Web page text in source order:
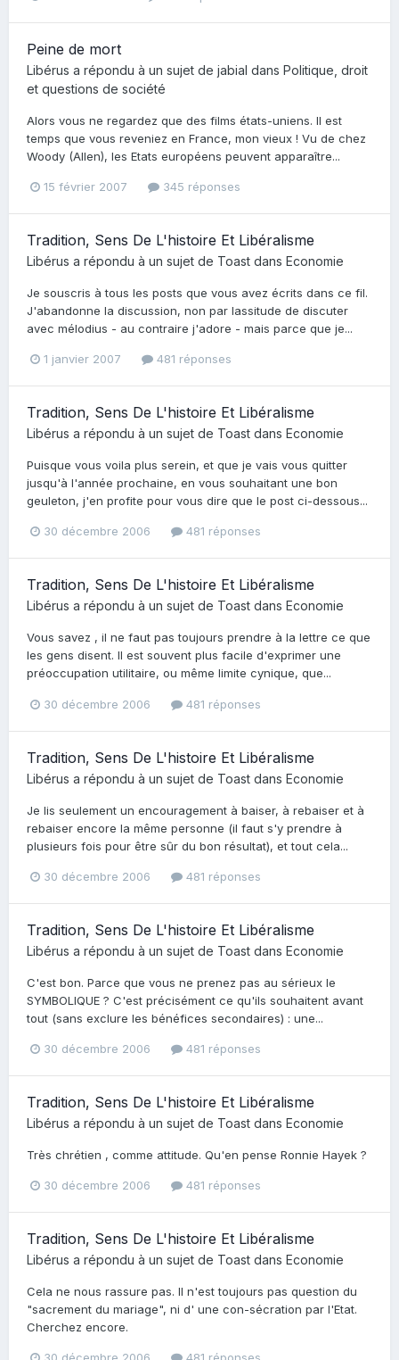
Peine de mort
Libérus a répondu à un sujet de jabial dans Politique, droit
et questions de société
Alors vous ne regardez que des films états-uniens. Il est
temps que vous reveniez en France, mon vieux ! Vu de chez
Woody (Allen), les Etats européens peuvent apparaître...
15 février 2007 345 réponses
Tradition, Sens De L'histoire Et Libéralisme
Libérus a répondu à un sujet de Toast dans Economie
Je souscris à tous les posts que vous avez écrits dans ce fil.
J'abandonne la discussion, non par lassitude de discuter
avec mélodius - au contraire j'adore - mais parce que je...
1 janvier 2007 481 réponses
Tradition, Sens De L'histoire Et Libéralisme
Libérus a répondu à un sujet de Toast dans Economie
Puisque vous voila plus serein, et que je vais vous quitter
jusqu'à l'année prochaine, en vous souhaitant une bon
geuleton, j'en profite pour vous dire que le post ci-dessous...
30 décembre 2006 481 réponses
Tradition, Sens De L'histoire Et Libéralisme
Libérus a répondu à un sujet de Toast dans Economie
Vous savez , il ne faut pas toujours prendre à la lettre ce que
les gens disent. Il est souvent plus facile d'exprimer une
préoccupation utilitaire, ou même limite cynique, que...
30 décembre 2006 481 réponses
Tradition, Sens De L'histoire Et Libéralisme
Libérus a répondu à un sujet de Toast dans Economie
Je lis seulement un encouragement à baiser, à rebaiser et à
rebaiser encore la même personne (il faut s'y prendre à
plusieurs fois pour être sûr du bon résultat), et tout cela...
30 décembre 2006 481 réponses
Tradition, Sens De L'histoire Et Libéralisme
Libérus a répondu à un sujet de Toast dans Economie
C'est bon. Parce que vous ne prenez pas au sérieux le
SYMBOLIQUE ? C'est précisément ce qu'ils souhaitent avant
tout (sans exclure les bénéfices secondaires) : une...
30 décembre 2006 481 réponses
Tradition, Sens De L'histoire Et Libéralisme
Libérus a répondu à un sujet de Toast dans Economie
Très chrétien , comme attitude. Qu'en pense Ronnie Hayek ?
30 décembre 2006 481 réponses
Tradition, Sens De L'histoire Et Libéralisme
Libérus a répondu à un sujet de Toast dans Economie
Cela ne nous rassure pas. Il n'est toujours pas question du
"sacrement du mariage", ni d' une con-sécration par l'Etat.
Cherchez encore.